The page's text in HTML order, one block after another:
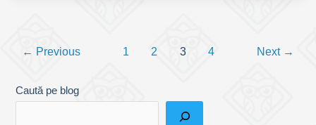
șoferii
camioane)
← Previous 1 2 3 4 Next →
Caută pe blog